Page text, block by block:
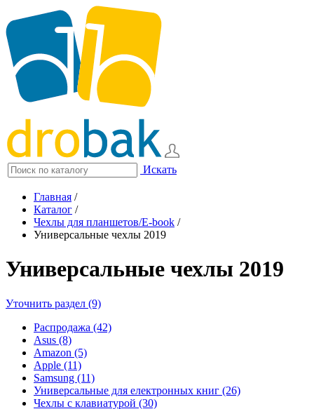
Искать
Главная /
Каталог /
Чехлы для планшетов/E-book /
Универсальные чехлы 2019
Универсальные чехлы 2019
Уточнить раздел (9)
Распродажа (42)
Asus (8)
Amazon (5)
Apple (11)
Samsung (11)
Универсальные для електронных книг (26)
Чехлы с клавиатурой (30)